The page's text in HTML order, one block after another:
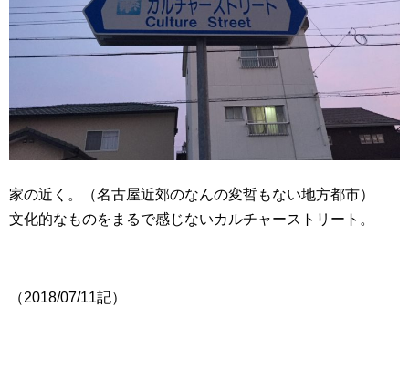
家の近く。（名古屋近郊のなんの変哲もない地方都市）
文化的なものをまるで感じないカルチャーストリート。
（2018/07/11記）